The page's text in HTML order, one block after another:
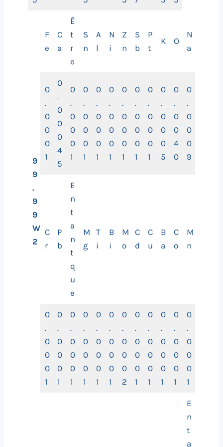
9
9
.
9
9
W
2
F
e
C
a
Ê
t
r
e
S
n
A
l
N
i
Z
n
S
b
P
t
K O
N
a
0
.
0
0
0
1
0
.
0
0
0
4
5
0
.
0
0
0
1
0
.
0
0
0
1
0
.
0
0
0
1
0
.
0
0
0
1
0
.
0
0
0
1
0
.
0
0
0
1
0
.
0
0
0
1
0
.
0
0
0
5
0
.
0
0
4
0
0
.
0
0
0
9
C
r
P
b
E
n
t
a
n
t
q
u
e
M
g
T
i
B
i
M
o
C
d
C
u
B
a
C
o
M
n
0
.
0
0
0
1
0
.
0
0
0
1
0
.
0
0
0
1
0
.
0
0
0
1
0
.
0
0
0
1
0
.
0
0
0
1
0
.
0
0
0
2
0
.
0
0
0
1
0
.
0
0
0
1
0
.
0
0
0
1
0
.
0
0
0
1
0
.
0
0
0
1
E
n
t
a